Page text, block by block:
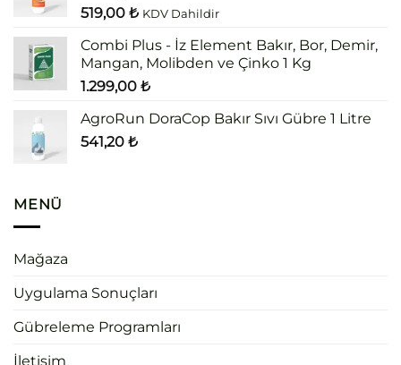
519,00 ₺ KDV Dahildir
Combi Plus - İz Element Bakır, Bor, Demir,
Mangan, Molibden ve Çinko 1 Kg
1.299,00 ₺
AgroRun DoraCop Bakır Sıvı Gübre 1 Litre
541,20 ₺
MENÜ
Mağaza
Uygulama Sonuçları
Gübreleme Programları
İletişim